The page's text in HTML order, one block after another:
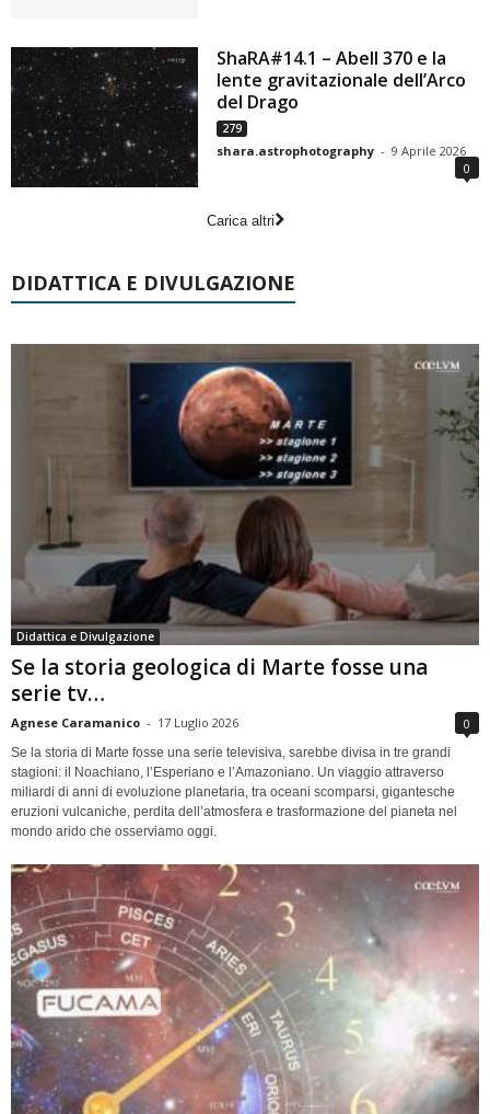
ShaRA#14.1 – Abell 370 e la
lente gravitazionale dell’Arco
del Drago
279
shara.astrophotography - 9 Aprile 2026
0
Carica altri
DIDATTICA E DIVULGAZIONE
Didattica e Divulgazione
Se la storia geologica di Marte fosse una
serie tv…
Agnese Caramanico - 17 Luglio 2026 0
Se la storia di Marte fosse una serie televisiva, sarebbe divisa in tre grandi
stagioni: il Noachiano, l’Esperiano e l’Amazoniano. Un viaggio attraverso
miliardi di anni di evoluzione planetaria, tra oceani scomparsi, gigantesche
eruzioni vulcaniche, perdita dell’atmosfera e trasformazione del pianeta nel
mondo arido che osserviamo oggi.